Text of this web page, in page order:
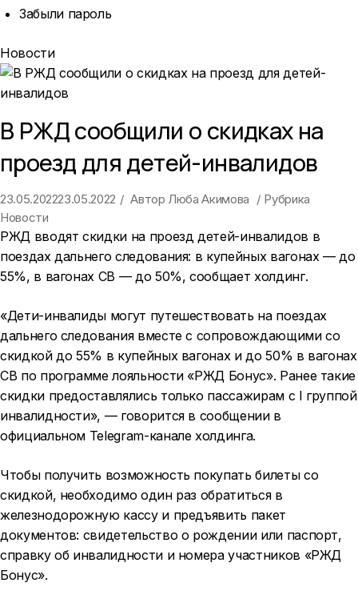
Забыли пароль
Новости
В РЖД сообщили о скидках на
проезд для детей-инвалидов
23.05.202223.05.2022 Автор Люба Акимова
Рубрика
Новости
РЖД вводят скидки на проезд детей-инвалидов в
поездах дальнего следования: в купейных вагонах — до
55%, в вагонах СВ — до 50%, сообщает холдинг.
«Дети-инвалиды могут путешествовать на поездах
дальнего следования вместе с сопровождающими со
скидкой до 55% в купейных вагонах и до 50% в вагонах
СВ по программе лояльности «РЖД Бонус». Ранее такие
скидки предоставлялись только пассажирам с I группой
инвалидности», — говорится в сообщении в
официальном Telegram-канале холдинга.
Чтобы получить возможность покупать билеты со
скидкой, необходимо один раз обратиться в
железнодорожную кассу и предъявить пакет
документов: свидетельство о рождении или паспорт,
справку об инвалидности и номера участников «РЖД
Бонус».